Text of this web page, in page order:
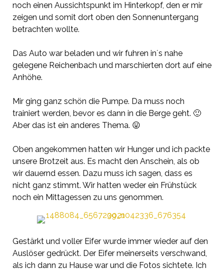
noch einen Aussichtspunkt im Hinterkopf, den er mir
zeigen und somit dort oben den Sonnenuntergang
betrachten wollte.
Das Auto war beladen und wir fuhren in´s nahe
gelegene Reichenbach und marschierten dort auf eine
Anhöhe.
Mir ging ganz schön die Pumpe. Da muss noch
trainiert werden, bevor es dann in die Berge geht. 🙂
Aber das ist ein anderes Thema. 😛
Oben angekommen hatten wir Hunger und ich packte
unsere Brotzeit aus. Es macht den Anschein, als ob
wir dauernd essen. Dazu muss ich sagen, dass es
nicht ganz stimmt. Wir hatten weder ein Frühstück
noch ein Mittagessen zu uns genommen.
Gestärkt und voller Eifer wurde immer wieder auf den
Auslöser gedrückt. Der Eifer meinerseits verschwand,
als ich dann zu Hause war und die Fotos sichtete. Ich